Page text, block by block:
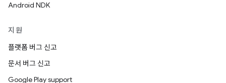
Android NDK
지원
플랫폼 버그 신고
문서 버그 신고
Google Play support